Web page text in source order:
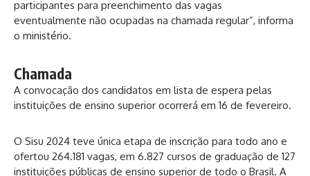
participantes para preenchimento das vagas
eventualmente não ocupadas na chamada regular”, informa
o ministério.
Chamada
A convocação dos candidatos em lista de espera pelas
instituições de ensino superior ocorrerá em 16 de fevereiro.
O Sisu 2024 teve única etapa de inscrição para todo ano e
ofertou 264.181 vagas, em 6.827 cursos de graduação de 127
instituições públicas de ensino superior de todo o Brasil. A